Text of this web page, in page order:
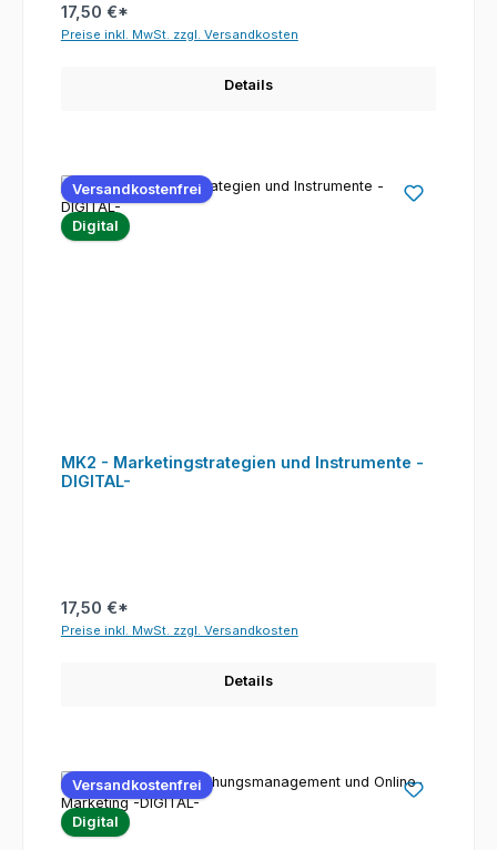
17,50 €*
Preise inkl. MwSt. zzgl. Versandkosten
Details
Versandkostenfrei
Digital
MK2 - Marketingstrategien und Instrumente -
DIGITAL-
17,50 €*
Preise inkl. MwSt. zzgl. Versandkosten
Details
Versandkostenfrei
Digital